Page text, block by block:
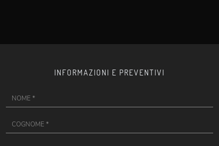
INFORMAZIONI E PREVENTIVI